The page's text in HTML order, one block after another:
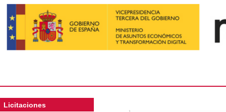
Licitaciones